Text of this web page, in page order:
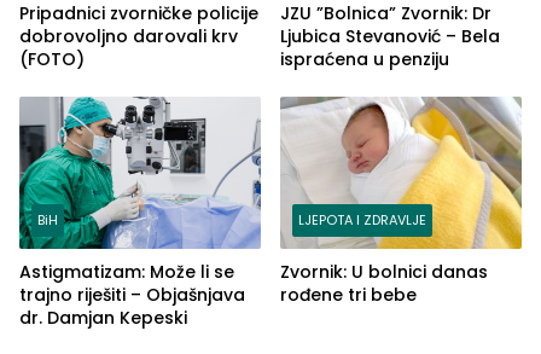
Pripadnici zvorničke policije
dobrovoljno darovali krv
(FOTO)
JZU ”Bolnica” Zvornik: Dr
Ljubica Stevanović – Bela
ispraćena u penziju
BiH
Astigmatizam: Može li se
trajno riješiti – Objašnjava
dr. Damjan Kepeski
LJEPOTA I ZDRAVLJE
Zvornik: U bolnici danas
rođene tri bebe